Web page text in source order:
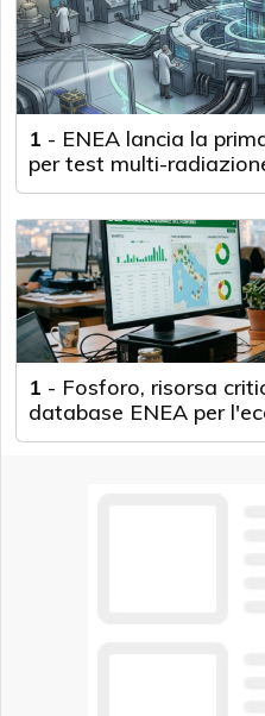
1 - ENEA lancia la
per test multi-
1 - Fosforo, risorsa
database ENEA per